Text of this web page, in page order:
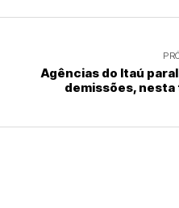
Agências do Itaú
demissões,